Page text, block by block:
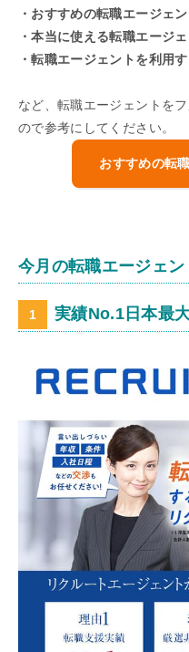
・おすすめの転職エージェ
・本当に使える転職エージ
・転職エージェントを利用
など、転職エージェントを
ので参考にしてください。
おすすめの転
今月の転職エージェ
実績No.1日本最